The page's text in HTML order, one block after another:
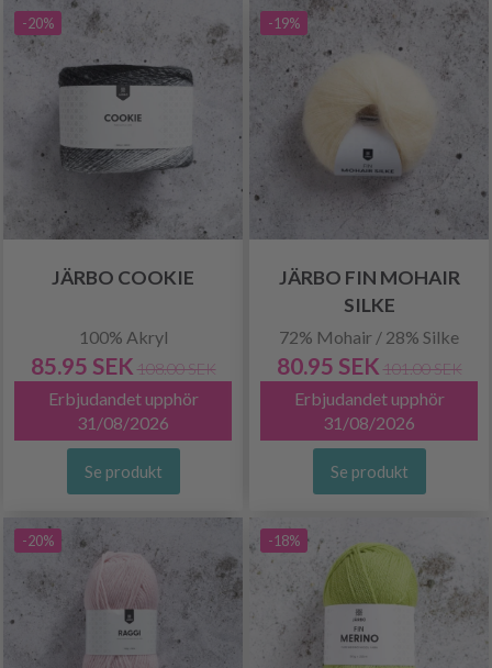
-20%
JÄRBO COOKIE
100% Akryl
85.95 SEK 108.00 SEK
Erbjudandet upphör
31/08/2026
Se produkt
-19%
JÄRBO FIN MOHAIR
SILKE
72% Mohair / 28% Silke
80.95 SEK 101.00 SEK
Erbjudandet upphör
31/08/2026
Se produkt
-20% -18%